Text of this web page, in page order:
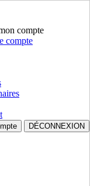
compte
compte
DÉCONNEXION